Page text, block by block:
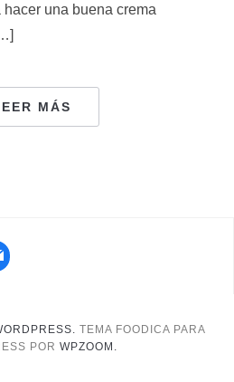
una buena crema
MÁS
TEMA FOODICA PARA
POR WPZOOM.